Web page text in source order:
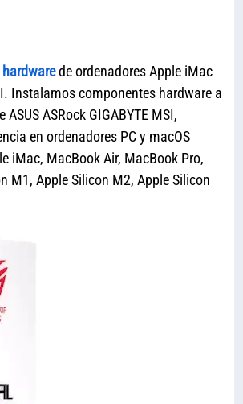
de ordenadores Apple iMac
Instalamos componentes hardware a
ASRock GIGABYTE MSI,
en ordenadores PC y macOS
iMac, MacBook Air, MacBook Pro,
M1, Apple Silicon M2, Apple Silicon